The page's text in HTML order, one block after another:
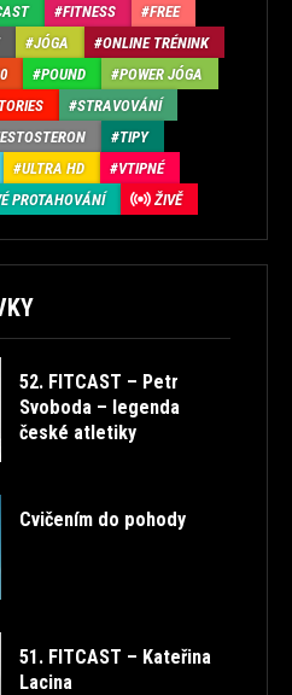
FITNESS
FREE
JÓGA
ONLINE TRÉNINK
POUND
POWER JÓGA
STRAVOVÁNÍ
TIPY
ULTRA HD
VTIPNÉ
PROTAHOVÁNÍ ŽIVĚ
52. FITCAST – Petr
Svoboda – legenda
české atletiky
Cvičením do pohody
51. FITCAST – Kateřina
Lacina